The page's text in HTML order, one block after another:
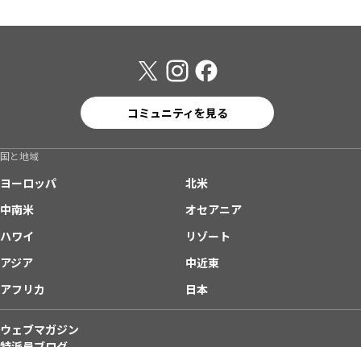
コミュニティを見る
国と地域
ヨーロッパ
北米
中南米
オセアニア
ハワイ
リゾート
アジア
中近東
アフリカ
日本
ウェブマガジン